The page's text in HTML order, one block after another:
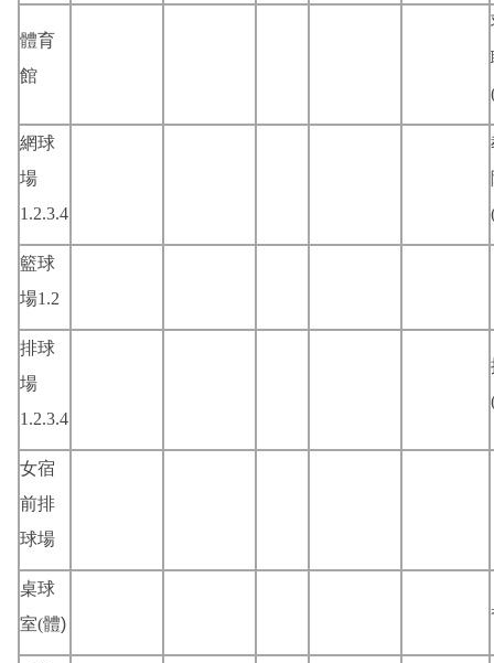
體育
館
網球
場
1.2.3.4
籃球
場1.2
排球
場
1.2.3.4
女宿
前排
球場
桌球
室(體)